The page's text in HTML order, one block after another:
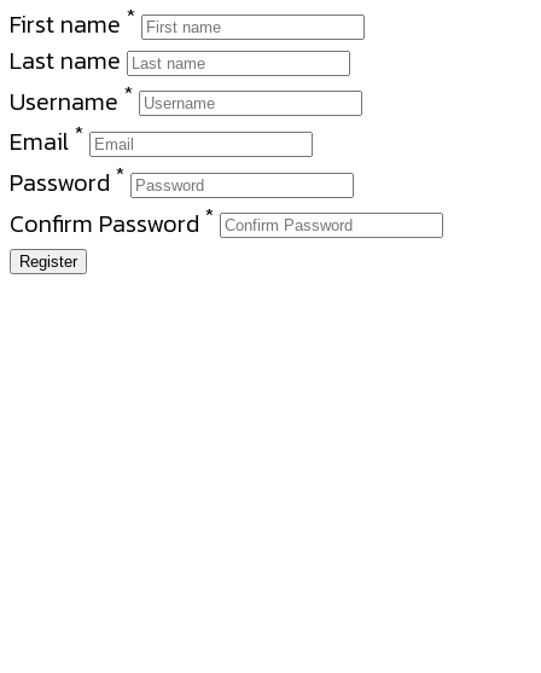
First name *
Last name
Username *
Email *
Password *
Confirm Password *
Register